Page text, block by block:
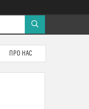
ПРО НАС